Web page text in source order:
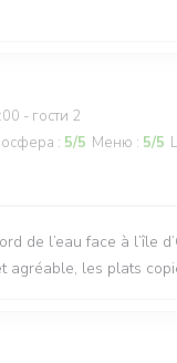
- гости 2
: 5/5 Меню : 5/5
de l’eau face à l’île
agréable, les plats